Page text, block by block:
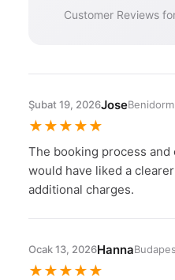
Customer Reviews
Şubat 19, 2026JoseBenidorm
★★★★★
The booking process and
would have liked a
additional charges.
Ocak 13, 2026Hanna
★★★★★